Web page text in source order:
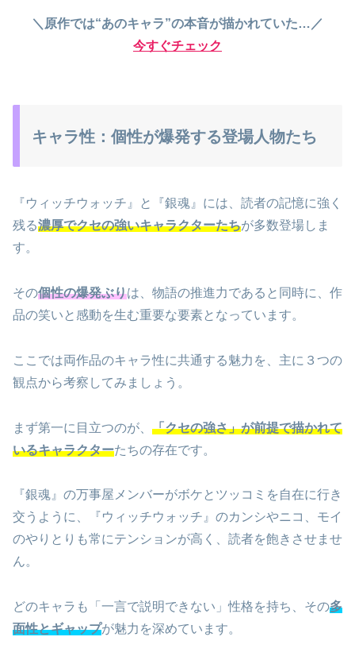
＼原作では“あのキャラ”の本音が描かれていた…／
今すぐチェック
キャラ性：個性が爆発する登場人物たち
『ウィッチウォッチ』と『銀魂』には、読者の記憶に強く
残る濃厚でクセの強いキャラクターたちが多数登場しま
す。
その個性の爆発ぶりは、物語の推進力であると同時に、作
品の笑いと感動を生む重要な要素となっています。
ここでは両作品のキャラ性に共通する魅力を、主に３つの
観点から考察してみましょう。
まず第一に目立つのが、 「クセの強さ」が前提で描かれて
いるキャラクターたちの存在です。
『銀魂』の万事屋メンバーがボケとツッコミを自在に行き
交うように、『ウィッチウォッチ』のカンシやニコ、モイ
のやりとりも常にテンションが高く、読者を飽きさせませ
ん。
どのキャラも「一言で説明できない」性格を持ち、その多
面性とギャップが魅力を深めています。